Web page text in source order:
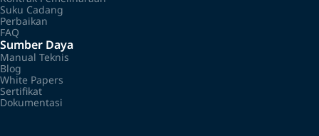
Suku Cadang
Perbaikan
FAQ
Sumber Daya
Manual Teknis
Blog
White Papers
Sertifikat
Dokumentasi